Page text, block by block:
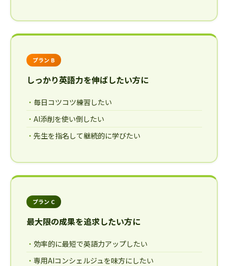
プラン B
しっかり英語力を伸ばしたい方に
毎日コツコツ練習したい
AI添削を使い倒したい
先生を指名して継続的に学びたい
プラン C
最大限の成果を追求したい方に
効率的に最短で英語力アップしたい
専用AIコンシェルジュを味方にしたい